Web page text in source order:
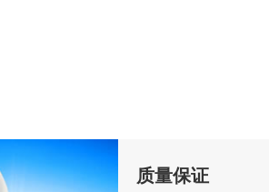
质量保证